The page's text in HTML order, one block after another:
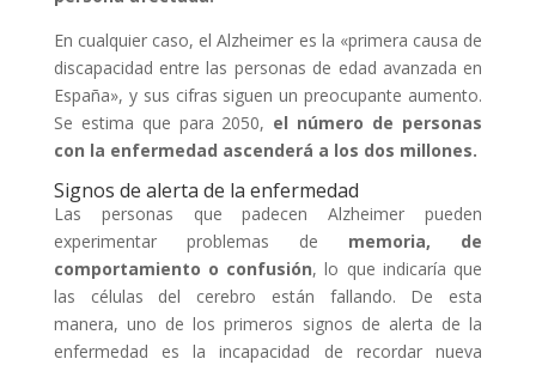
En cualquier caso, el Alzheimer es la «primera causa de
discapacidad entre las personas de edad avanzada en
España», y sus cifras siguen un preocupante aumento.
Se estima que para 2050, el número de personas
con la enfermedad ascenderá a los dos millones.
Signos de alerta de la enfermedad
Las personas que padecen Alzheimer pueden
experimentar problemas de memoria, de
comportamiento o confusión, lo que indicaría que
las células del cerebro están fallando. De esta
manera, uno de los primeros signos de alerta de la
enfermedad es la incapacidad de recordar nueva